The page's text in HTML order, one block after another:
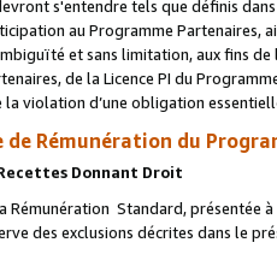
s'entendre tels que définis
au Programme Partenaires,
et sans limitation, aux fins
de la Licence PI du
la violation d’une obligation
de Rémunération du
Donnant Droit
Rémunération Standard, présentée
des exclusions décrites dans le